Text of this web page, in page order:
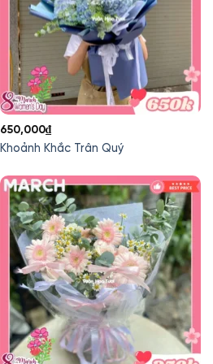
Khoảnh Khắc Trân Quý
650,000₫